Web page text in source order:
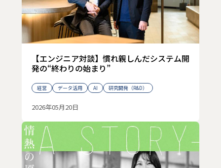
【エンジニア対談】慣れ親しんだシステム開
発の“終わりの始まり”
経営 データ活用 AI 研究開発（R&D）
2026年05月20日